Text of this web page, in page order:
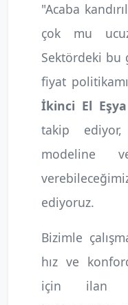
"Acaba
çok mu
Sektördeki bu
fiyat
İkinci El Eşya
takip ediyor,
modeline
ediyoruz.
Bizimle
hız ve
için ilan